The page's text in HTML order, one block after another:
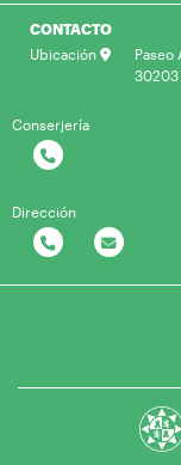
CONTACTO
Ubicación
Paseo
30203
Conserjería
Dirección